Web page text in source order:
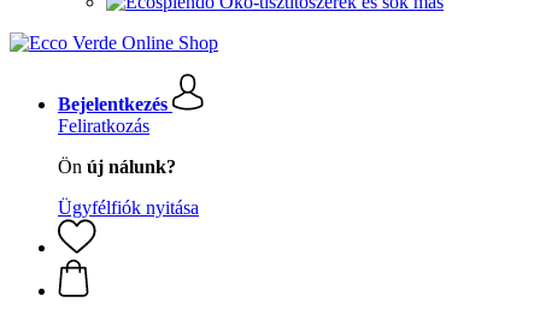
Bejelentkezés
Feliratkozás
Ön új nálunk?
Ügyfélfiók nyitása